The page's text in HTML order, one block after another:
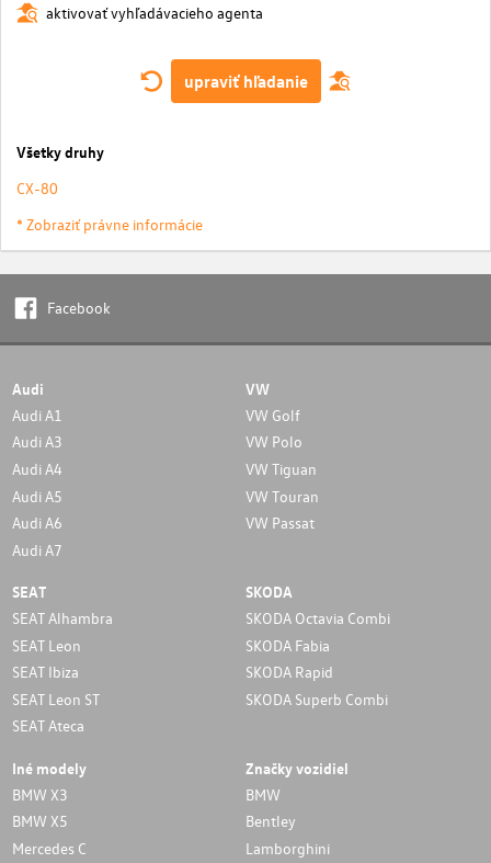
aktivovať vyhľadávacieho agenta
upraviť hľadanie
Všetky druhy
CX-80
* Zobraziť právne informácie
Facebook
Audi
Audi A1
Audi A3
Audi A4
Audi A5
Audi A6
Audi A7
VW
VW Golf
VW Polo
VW Tiguan
VW Touran
VW Passat
SEAT
SEAT Alhambra
SEAT Leon
SEAT Ibiza
SEAT Leon ST
SEAT Ateca
SKODA
SKODA Octavia Combi
SKODA Fabia
SKODA Rapid
SKODA Superb Combi
Iné modely
BMW X3
BMW X5
Mercedes C
Značky vozidiel
BMW
Bentley
Lamborghini